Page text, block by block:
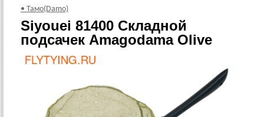
• Тамо(Damo)
Siyouei 81400 Складной
подсачек Amagodama Olive